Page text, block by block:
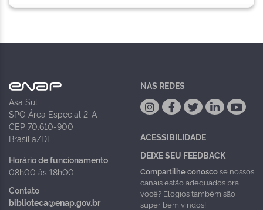
Asa Sul
SPO Área Especial 2-A
CEP 70.610-900
Brasília/DF
Horário de funcionamento
08h00 às 18h00
Contato
biblioteca@enap.gov.br
NAS REDES
ACESSIBILIDADE
DEIXE SEU FEEDBACK
Compartilhe conoscose nossos
canais estão adequados pra
você? Elogios também são
super bem vindos!